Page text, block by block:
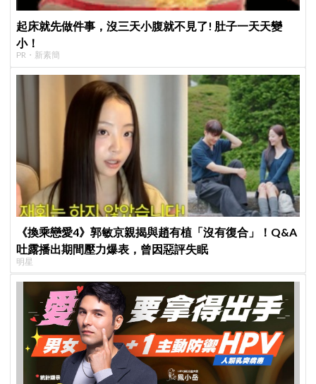
起床就先做件事，沒三天小腹就不見了! 肚子一天天變
小！
PR・新素簡
《換乘戀愛4》郭敏京親揭與趙有植「沒有復合」！Q&A
吐露播出期間壓力爆表，曾因惡評失眠
明星